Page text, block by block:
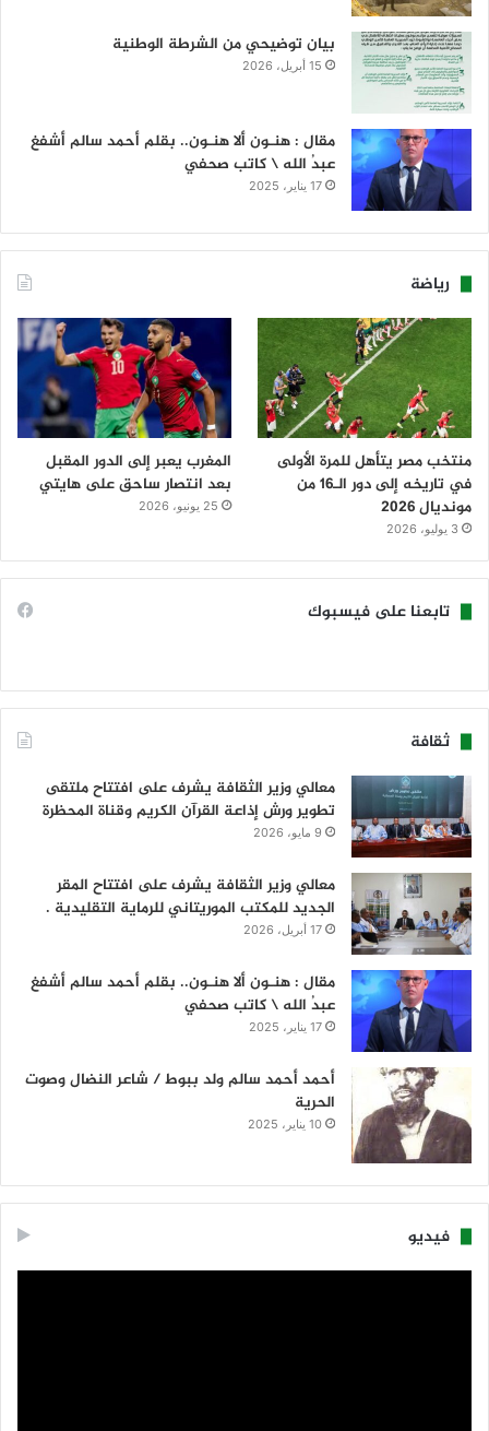
بيان توضيحي من الشرطة الوطنية
15 أبريل، 2026
مقال : هنـون ألا هنـون.. بقلم أحمد سالم أشفغ
عبدُ الله \ كاتب صحفي
17 يناير، 2025
رياضة
منتخب مصر يتأهل للمرة الأولى
في تاريخه إلى دور الـ16 من
مونديال 2026
3 يوليو، 2026
المغرب يعبر إلى الدور المقبل
بعد انتصار ساحق على هايتي
25 يونيو، 2026
تابعنا على فيسبوك
ثقافة
معالي وزير الثقافة يشرف على افتتاح ملتقى
تطوير ورش إذاعة القرآن الكريم وقناة المحظرة
9 مايو، 2026
معالي وزير الثقافة يشرف على افتتاح المقر
الجديد للمكتب الموريتاني للرماية التقليدية .
17 أبريل، 2026
مقال : هنـون ألا هنـون.. بقلم أحمد سالم أشفغ
عبدُ الله \ كاتب صحفي
17 يناير، 2025
أحمد أحمد سالم ولد ببوط / شاعر النضال وصوت
الحرية
10 يناير، 2025
فيديو